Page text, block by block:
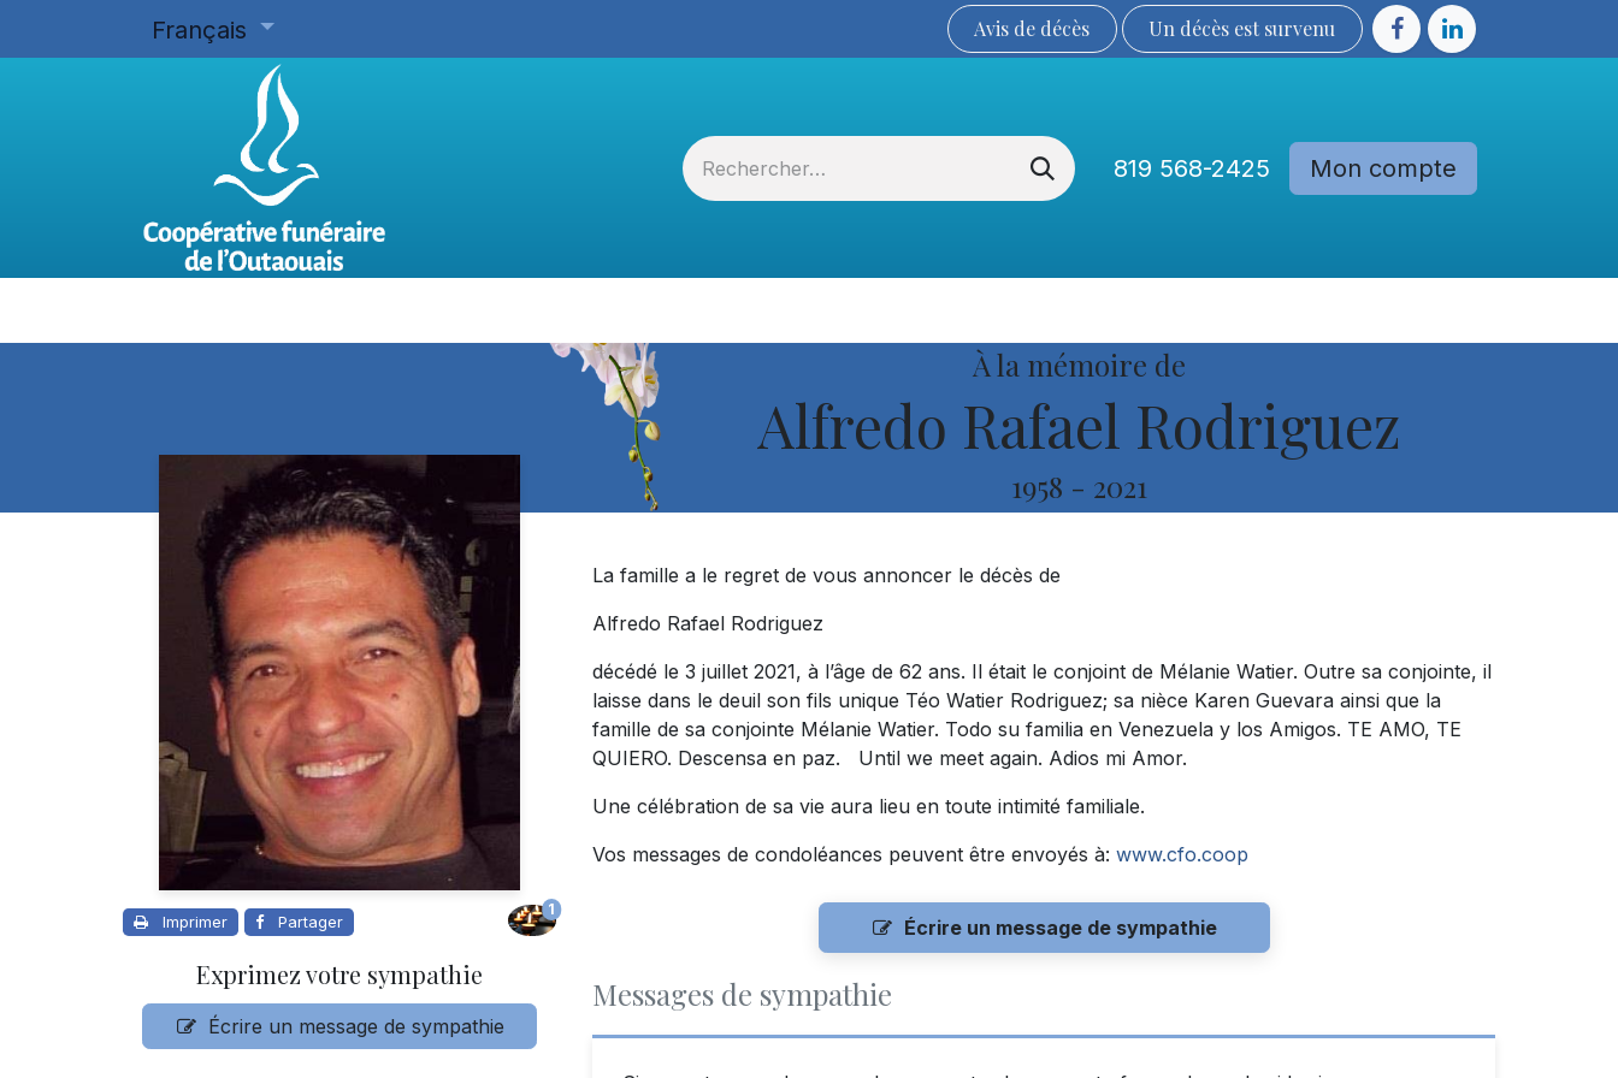
Français Avis de décès Un décès est sur​​​​​​​​ve​nu​​​​​​​​​​
819 568-2425 Mon compte
À la mémoire de
Alfredo Rafael Rodriguez
1958 - 2021
Imprimer Partager
1
Exprimez votre sympathie
Écrire un message de sympathie
La famille a le regret de vous annoncer le décès de
Alfredo Rafael Rodriguez
décédé le 3 juillet 2021, à l’âge de 62 ans. Il était le conjoint de Mélanie Watier. Outre sa conjointe, il
laisse dans le deuil son fils unique Téo Watier Rodriguez; sa nièce Karen Guevara ainsi que la
famille de sa conjointe Mélanie Watier. Todo su familia en Venezuela y los Amigos. TE AMO, TE
QUIERO. Descensa en paz. Until we meet again. Adios mi Amor.
Une célébration de sa vie aura lieu en toute intimité familiale.
Vos messages de condoléances peuvent être envoyés à: www.cfo.coop
Écrire un message de sympathie
Messages de sympathie